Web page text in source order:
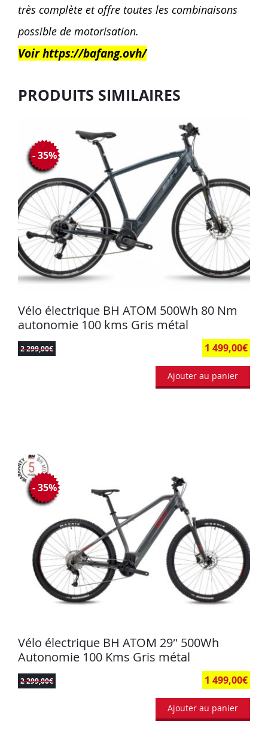
très complète et offre toutes les combinaisons
possible de motorisation.
Voir https://bafang.ovh/
PRODUITS SIMILAIRES
Vélo électrique BH ATOM 500Wh 80 Nm
autonomie 100 kms Gris métal
2 299,00€ 1 499,00€
- 35%
Ajouter au panier
Vélo électrique BH ATOM 29″ 500Wh
Autonomie 100 Kms Gris métal
2 299,00€ 1 499,00€
- 35%
Ajouter au panier